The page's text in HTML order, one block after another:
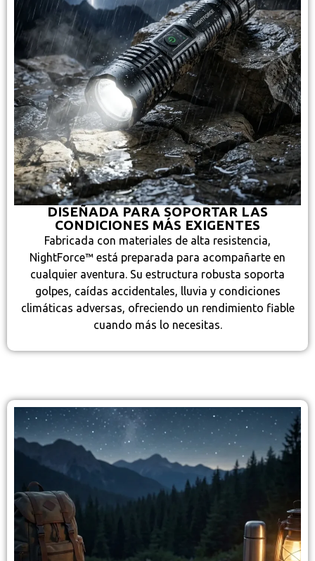
DISEÑADA PARA SOPORTAR LAS
CONDICIONES MÁS EXIGENTES
Fabricada con materiales de alta resistencia,
NightForce™ está preparada para acompañarte en
cualquier aventura. Su estructura robusta soporta
golpes, caídas accidentales, lluvia y condiciones
climáticas adversas, ofreciendo un rendimiento fiable
cuando más lo necesitas.